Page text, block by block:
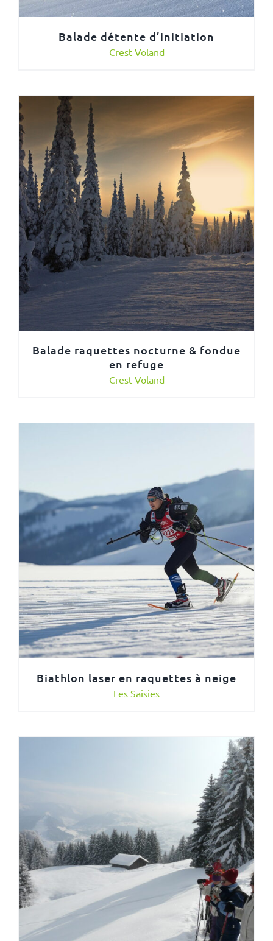
Balade détente d’initiation
Crest Voland
Balade raquettes nocturne & fondue
en refuge
Crest Voland
Biathlon laser en raquettes à neige
Les Saisies